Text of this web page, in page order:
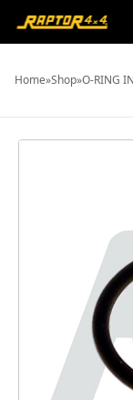
Home»Shop»O-RING